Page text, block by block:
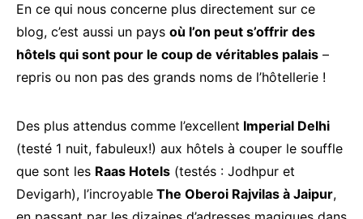
En ce qui nous concerne plus directement sur ce
blog, c’est aussi un pays où l’on peut s’offrir des
hôtels qui sont pour le coup de véritables palais –
repris ou non pas des grands noms de l’hôtellerie !
Des plus attendus comme l’excellent Imperial Delhi
(testé 1 nuit, fabuleux!) aux hôtels à couper le souffle
que sont les Raas Hotels (testés : Jodhpur et
Devigarh), l’incroyable The Oberoi Rajvilas à Jaipur,